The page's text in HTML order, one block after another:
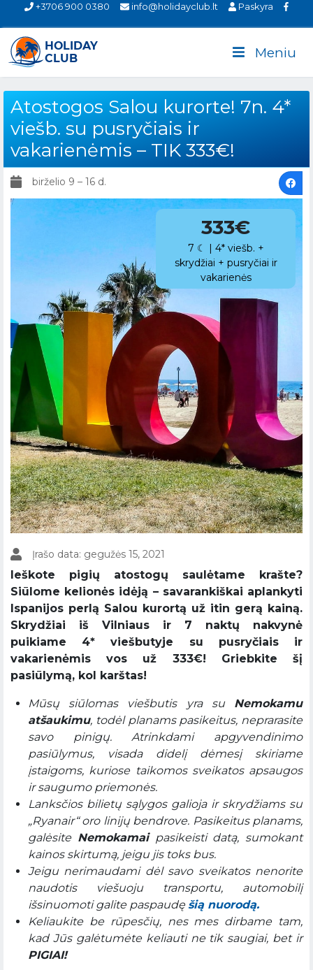
+3706 900 0380 info@holidayclub.lt Paskyra
Meniu
Atostogos Salou kurorte! 7n. 4*
viešb. su pusryčiais ir
vakarienėmis – TIK 333€!
birželio 9 – 16 d.
333€
7 ☾ | 4* viešb. +
skrydžiai + pusryčiai ir
vakarienės
Įrašo data: gegužės 15, 2021
Ieškote pigių atostogų saulėtame krašte?
Siūlome kelionės idėją – savarankiškai aplankyti
Ispanijos perlą Salou kurortą už itin gerą kainą.
Skrydžiai iš Vilniaus ir 7 naktų nakvynė
puikiame 4* viešbutyje su pusryčiais ir
vakarienėmis vos už 333€! Griebkite šį
pasiūlymą, kol karštas!
Mūsų siūlomas viešbutis yra su Nemokamu
atšaukimu, todėl planams pasikeitus, neprarasite
savo pinigų. Atrinkdami apgyvendinimo
pasiūlymus, visada didelį dėmesį skiriame
įstaigoms, kuriose taikomos sveikatos apsaugos
ir saugumo priemonės.
Lanksčios bilietų sąlygos galioja ir skrydžiams su
„Ryanair“ oro linijų bendrove. Pasikeitus planams,
galėsite Nemokamaipasikeisti datą, sumokant
kainos skirtumą, jeigu jis toks bus.
Jeigu nerimaudami dėl savo sveikatos nenorite
naudotis viešuoju transportu, automobilį
išsinuomoti galite paspaudęšią nuorodą.
Keliaukite be rūpesčių, nes mes dirbame tam,
kad Jūs galėtumėte keliauti ne tik saugiai, bet ir
PIGIAI!